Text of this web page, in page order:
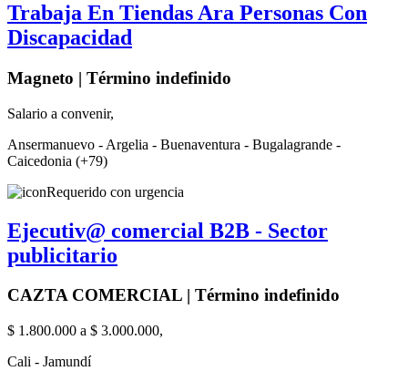
Trabaja En Tiendas Ara Personas Con
Discapacidad
Magneto | Término indefinido
Salario a convenir,
Ansermanuevo - Argelia - Buenaventura - Bugalagrande -
Caicedonia (+79)
Requerido con urgencia
Ejecutiv@ comercial B2B - Sector
publicitario
CAZTA COMERCIAL | Término indefinido
$ 1.800.000 a $ 3.000.000,
Cali - Jamundí